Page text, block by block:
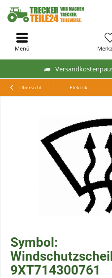
Menü
Übersicht Elektrik
Symbol:
9XT714300761